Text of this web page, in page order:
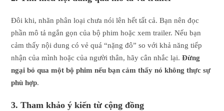
Đôi khi, nhãn phân loại chưa nói lên hết tất cả. Bạn nên đọc
phần mô tả ngắn gọn của bộ phim hoặc xem trailer. Nếu bạn
cảm thấy nội dung có vẻ quá “nặng đô” so với khả năng tiếp
nhận của mình hoặc của người thân, hãy cân nhắc lại.Đừng
ngại bỏ qua một bộ phim nếu bạn cảm thấy nó không thực sự
phù hợp.
3. Tham khảo ý kiến từ cộng đồng